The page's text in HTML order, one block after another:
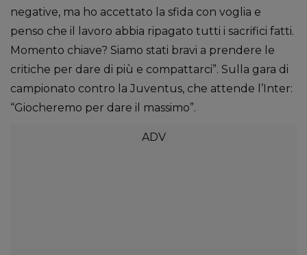
negative, ma ho accettato la sfida con voglia e
penso che il lavoro abbia ripagato tutti i sacrifici fatti.
Momento chiave? Siamo stati bravi a prendere le
critiche per dare di più e compattarci”. Sulla gara di
campionato contro la Juventus, che attende l’Inter:
“Giocheremo per dare il massimo”.